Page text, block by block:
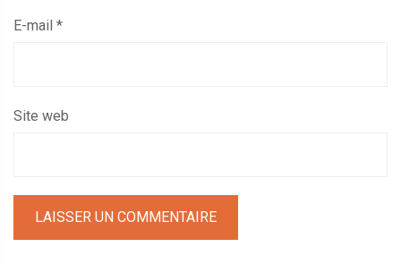
E-mail *
Site web